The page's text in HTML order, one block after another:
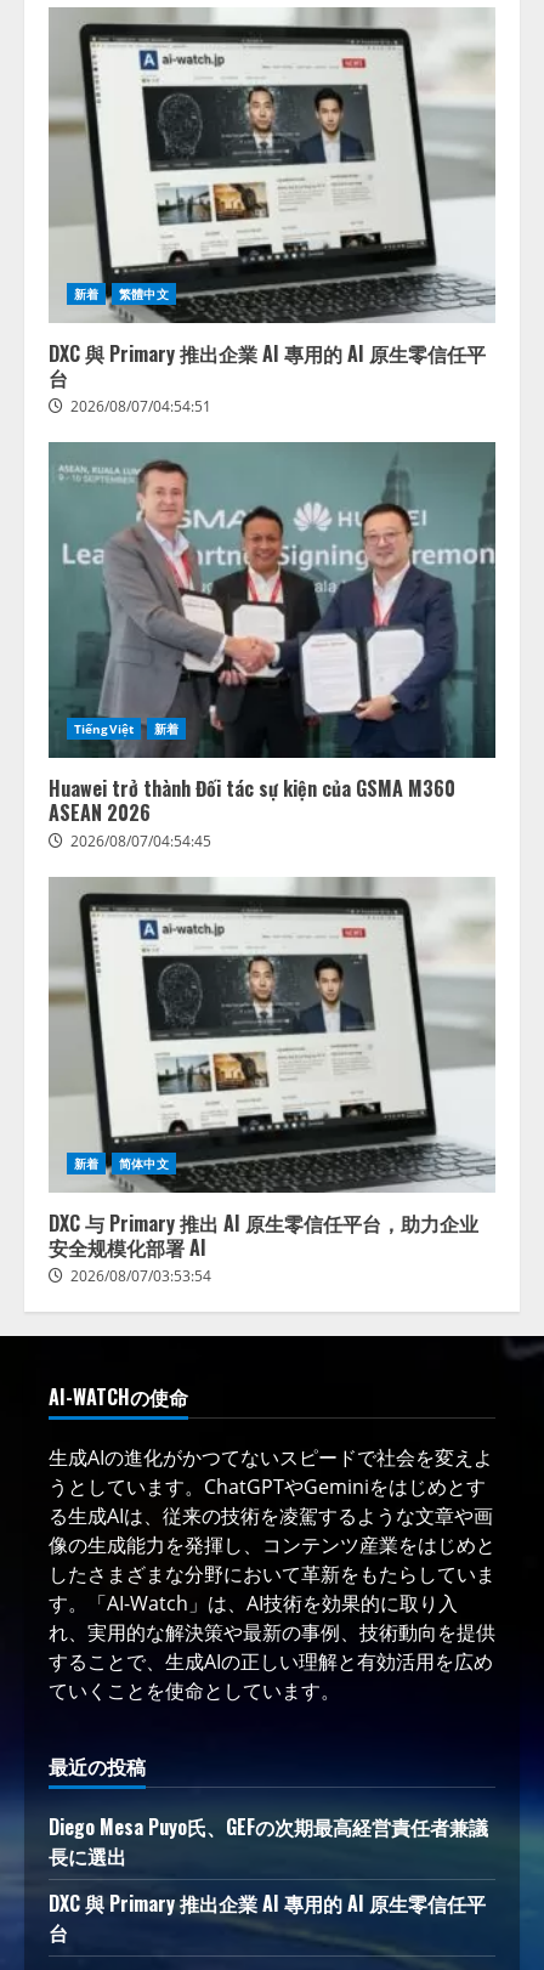
新着 繁體中文
DXC 與 Primary 推出企業 AI 專用的 AI 原生零信任平
台
2026/08/07/04:54:51
TiếngViệt 新着
Huawei trở thành Đối tác sự kiện của GSMA M360
ASEAN 2026
2026/08/07/04:54:45
新着 简体中文
DXC 与 Primary 推出 AI 原生零信任平台，助力企业
安全规模化部署 AI
2026/08/07/03:53:54
AI-WATCHの使命
生成AIの進化がかつてないスピードで社会を変えよ
うとしています。ChatGPTやGeminiをはじめとす
る生成AIは、従来の技術を凌駕するような文章や画
像の生成能力を発揮し、コンテンツ産業をはじめと
したさまざまな分野において革新をもたらしていま
す。「AI-Watch」は、AI技術を効果的に取り入
れ、実用的な解決策や最新の事例、技術動向を提供
することで、生成AIの正しい理解と有効活用を広め
ていくことを使命としています。
最近の投稿
Diego Mesa Puyo氏、GEFの次期最高経営責任者兼議
長に選出
DXC 與 Primary 推出企業 AI 專用的 AI 原生零信任平
台